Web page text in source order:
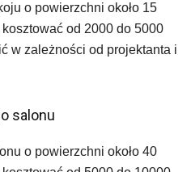
o powierzchni około 15
od 2000 do 5000
w zależności od projektanta i
salonu
o powierzchni około 40